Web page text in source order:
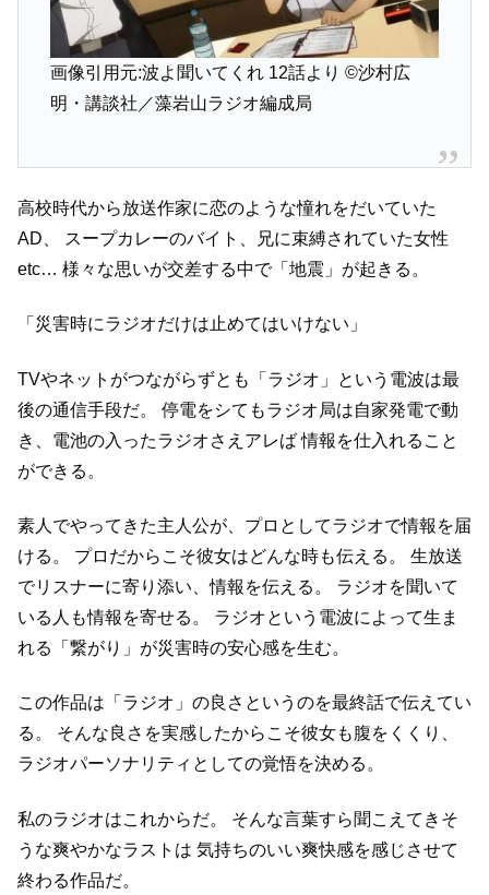
画像引用元:波よ聞いてくれ 12話より ©沙村広
明・講談社／藻岩山ラジオ編成局
高校時代から放送作家に恋のような憧れをだいていた
AD、
スープカレーのバイト、兄に束縛されていた女性
etc… 様々な思いが交差する中で「地震」が起きる。
「災害時にラジオだけは止めてはいけない」
TVやネットがつながらずとも「ラジオ」という電波は最
後の通信手段だ。
停電をシてもラジオ局は自家発電で動
き、電池の入ったラジオさえアレば情報を仕入れること
ができる。
素人でやってきた主人公が、プロとしてラジオで情報を届
ける。
プロだからこそ彼女はどんな時も伝える。
生放送
でリスナーに寄り添い、情報を伝える。
ラジオを聞いて
いる人も情報を寄せる。
ラジオという電波によって生ま
れる「繋がり」が災害時の安心感を生む。
この作品は「ラジオ」の良さというのを最終話で伝えてい
る。
そんな良さを実感したからこそ彼女も腹をくくり、
ラジオパーソナリティとしての覚悟を決める。
私のラジオはこれからだ。
そんな言葉すら聞こえてきそ
うな爽やかなラストは 気持ちのいい爽快感を感じさせて
終わる作品だ。